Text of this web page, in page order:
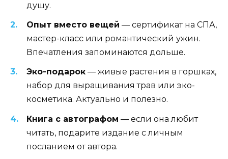
душу.
Опыт вместо вещей — сертификат на СПА,
мастер-класс или романтический ужин.
Впечатления запоминаются дольше.
Эко-подарок — живые растения в горшках,
набор для выращивания трав или эко-
косметика. Актуально и полезно.
Книга с автографом — если она любит
читать, подарите издание с личным
посланием от автора.